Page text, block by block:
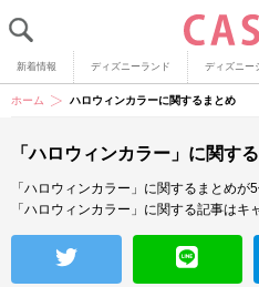
新着情報 ディズニーランド ディズニー
ホーム ハロウィンカラーに関するまとめ
「ハロウィンカラー」に関す
「ハロウィンカラー」に関するまとめが5
「ハロウィンカラー」に関する記事はキ